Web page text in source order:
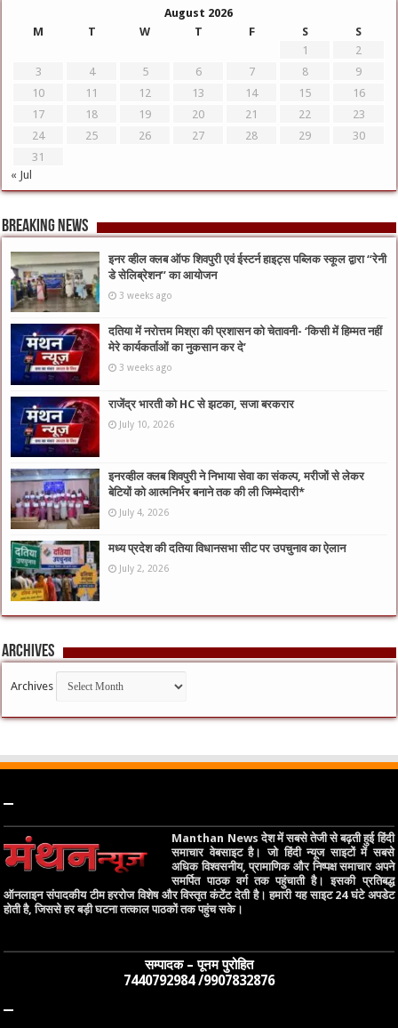
August 2026
M
T W T F S
S
1
2
3
4 5 6 7 8
9
10
11 12 13 14 15
16
17
18 19 20 21 22
23
24
25 26 27 28 29
30
31
« Jul
Breaking News
इनर व्हील क्लब ऑफ शिवपुरी एवं ईस्टर्न हाइट्स पब्लिक स्कूल द्वारा “रेनी
डे सेलिब्रेशन” का आयोजन
3 weeks ago
दतिया में नरोत्तम मिश्रा की प्रशासन को चेतावनी- ‘किसी में हिम्मत नहीं
मेरे कार्यकर्ताओं का नुकसान कर दे’
3 weeks ago
राजेंद्र भारती को HC से झटका, सजा बरकरार
July 10, 2026
इनरव्हील क्लब शिवपुरी ने निभाया सेवा का संकल्प, मरीजों से लेकर
बेटियों को आत्मनिर्भर बनाने तक की ली जिम्मेदारी*
July 4, 2026
मध्य प्रदेश की दतिया विधानसभा सीट पर उपचुनाव का ऐलान
July 2, 2026
Archives
Archives
–
Manthan News देश में सबसे तेजी से बढ़ती हुई हिंदी
समाचार वेबसाइट है। जो हिंदी न्यूज साइटों में सबसे
अधिक विश्वसनीय, प्रामाणिक और निष्पक्ष समाचार अपने
समर्पित पाठक वर्ग तक पहुंचाती है। इसकी प्रतिबद्ध
ऑनलाइन संपादकीय टीम हररोज विशेष और विस्तृत कंटेंट देती है। हमारी यह साइट 24 घंटे अपडेट
होती है, जिससे हर बड़ी घटना तत्काल पाठकों तक पहुंच सके।
सम्पादक – पूनम पुरोहित
7440792984 /9907832876
–